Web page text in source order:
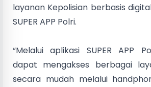
layanan Kepolisian berbasis
SUPER APP Polri.
“Melalui aplikasi SUPER APP
dapat mengakses berbagai
secara mudah melalui